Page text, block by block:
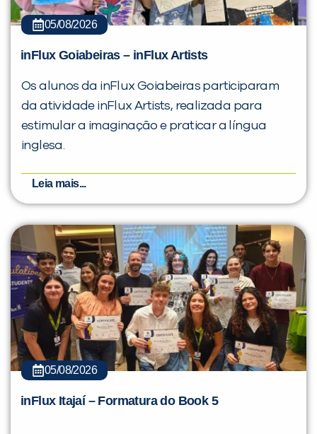
05/08/2026
inFlux Goiabeiras – inFlux Artists
Os alunos da inFlux Goiabeiras participaram
da atividade inFlux Artists, realizada para
estimular a imaginação e praticar a língua
inglesa.
Leia mais...
05/08/2026
inFlux Itajaí – Formatura do Book 5